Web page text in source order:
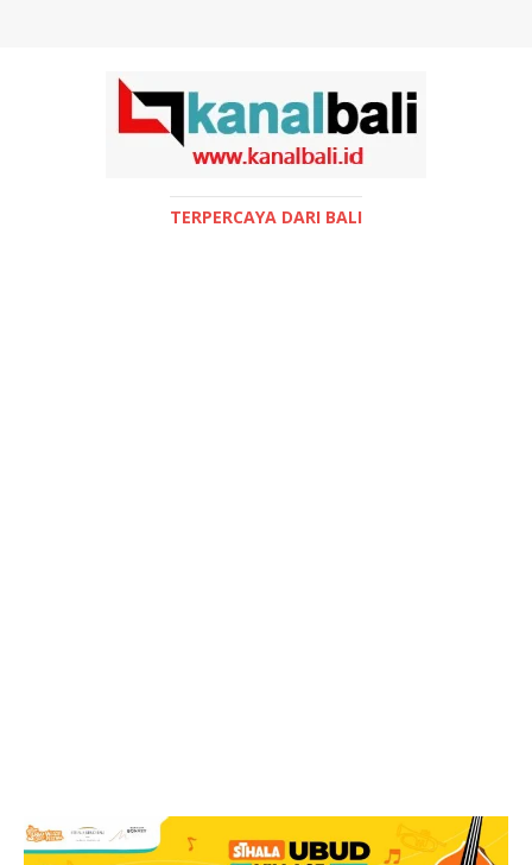
TERPERCAYA DARI BALI